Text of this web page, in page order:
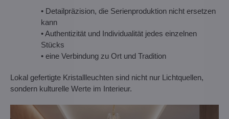
• Detailpräzision, die Serienproduktion nicht ersetzen
kann
• Authentizität und Individualität jedes einzelnen
Stücks
• eine Verbindung zu Ort und Tradition
Lokal gefertigte Kristallleuchten sind nicht nur Lichtquellen,
sondern kulturelle Werte im Interieur.